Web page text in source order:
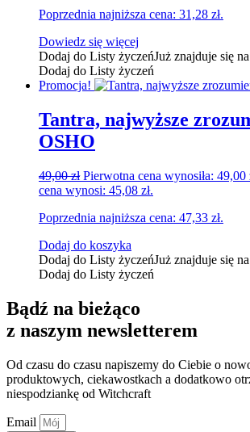
Poprzednia najniższa cena: 31,28 zł.
Dowiedz się więcej
Dodaj do Listy życzeńJuż znajduje się
Dodaj do Listy życzeń
Promocja!
Tantra, najwyższe
OSHO
49,00zł Pierwotna cena wynosiła: 49,00
cena wynosi: 45,08 zł.
Poprzednia najniższa cena: 47,33 zł.
Dodaj do koszyka
Dodaj do Listy życzeńJuż znajduje się
Dodaj do Listy życzeń
Bądź na bieżąco
z naszym newsletterem
Od czasu do czasu napiszemy do Ciebie o
produktowych, ciekawostkach a dodatkowo
niespodziankę od Witchcraft
Email